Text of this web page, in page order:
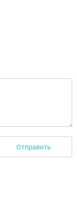
Отправить